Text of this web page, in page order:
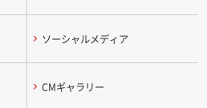
ソーシャルメディア
CMギャラリー